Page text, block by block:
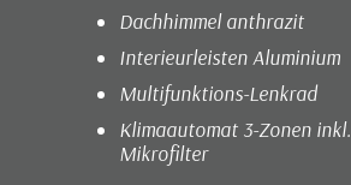
Dachhimmel anthrazit
Interieurleisten Aluminium
Multifunktions-Lenkrad
Klimaautomat 3-Zonen inkl.
Mikrofilter